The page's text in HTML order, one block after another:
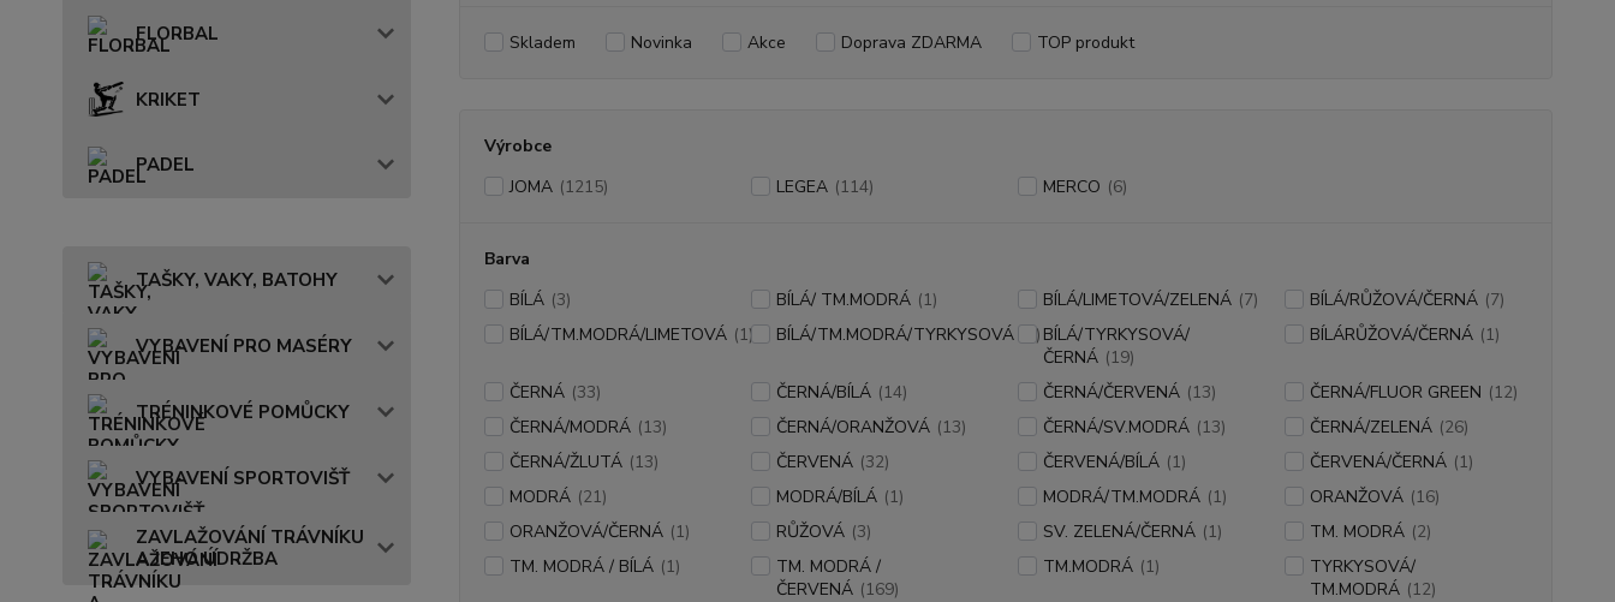
FLORBAL
KRIKET
PADEL
TAŠKY, VAKY, BATOHY
VYBAVENÍ PRO MASÉRY
TRÉNINKOVÉ POMŮCKY
VYBAVENÍ SPORTOVIŠŤ
ZAVLAŽOVÁNÍ TRÁVNÍKU
A JEHO ÚDRŽBA
Skladem Novinka Akce Doprava ZDARMA TOP produkt
Výrobce
JOMA (1215) LEGEA (114) MERCO (6)
Barva
BÍLÁ (3) BÍLÁ/ TM.MODRÁ (1) BÍLÁ/LIMETOVÁ/ZELENÁ (7) BÍLÁ/RŮŽOVÁ/ČERNÁ (7)
BÍLÁ/TM.MODRÁ/LIMETOVÁ (1) BÍLÁ/TM.MODRÁ/TYRKYSOVÁ (7) BÍLÁ/TYRKYSOVÁ/
ČERNÁ (19)
BÍLÁRŮŽOVÁ/ČERNÁ (1)
ČERNÁ (33) ČERNÁ/BÍLÁ (14) ČERNÁ/ČERVENÁ (13) ČERNÁ/FLUOR GREEN (12)
ČERNÁ/MODRÁ (13) ČERNÁ/ORANŽOVÁ (13) ČERNÁ/SV.MODRÁ (13) ČERNÁ/ZELENÁ (26)
ČERNÁ/ŽLUTÁ (13) ČERVENÁ (32) ČERVENÁ/BÍLÁ (1) ČERVENÁ/ČERNÁ (1)
MODRÁ (21) MODRÁ/BÍLÁ (1) MODRÁ/TM.MODRÁ (1) ORANŽOVÁ (16)
ORANŽOVÁ/ČERNÁ (1) RŮŽOVÁ (3) SV. ZELENÁ/ČERNÁ (1) TM. MODRÁ (2)
TM. MODRÁ / BÍLÁ (1)
TM. MODRÁ /
ČERVENÁ (169)
TM.MODRÁ (1)
TYRKYSOVÁ/
TM.MODRÁ (12)